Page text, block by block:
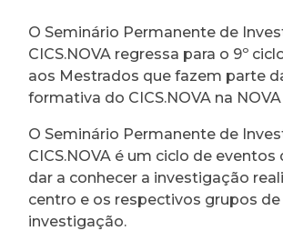
O Seminário Permanente de
CICS.NOVA regressa para o 9º
aos Mestrados que fazem parte
formativa do CICS.NOVA na NOVA
O Seminário Permanente de
CICS.NOVA é um ciclo de
dar a conhecer a investigação
centro e os respectivos grupos de
investigação.